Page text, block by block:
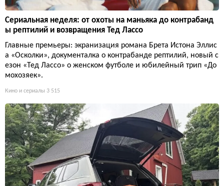
Сериальная неделя: от охоты на маньяка до контрабанд
ы рептилий и возвращения Тед Лассо
Главные премьеры: экранизация романа Брета Истона Эллис
а «Осколки», документалка о контрабанде рептилий, новый с
езон «Тед Лассо» о женском футболе и юбилейный трип «До
мохозяек».
Кино и сериалы 3 515